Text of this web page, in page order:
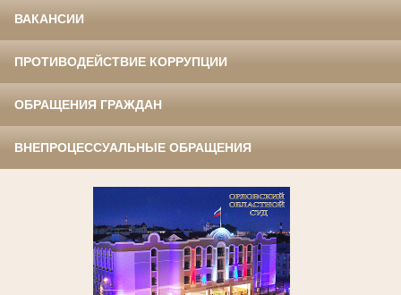
ВАКАНСИИ
ПРОТИВОДЕЙСТВИЕ КОРРУПЦИИ
ОБРАЩЕНИЯ ГРАЖДАН
ВНЕПРОЦЕССУАЛЬНЫЕ ОБРАЩЕНИЯ